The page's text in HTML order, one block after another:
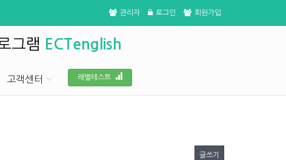
관리자 로그인 회원가입
그램 ECTenglish
고객센터 레벨테스트
글쓰기